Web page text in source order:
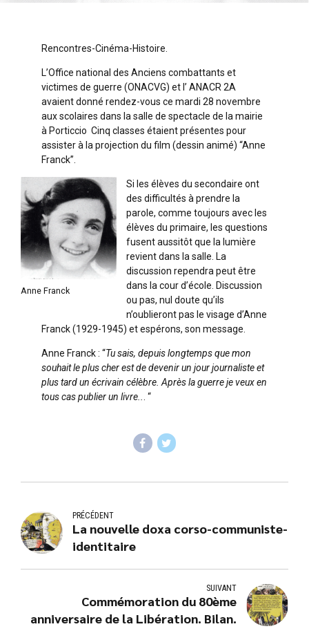
Rencontres-Cinéma-Histoire.
L’Office national des Anciens combattants et
victimes de guerre (ONACVG) et l’ ANACR 2A
avaient donné rendez-vous ce mardi 28 novembre
aux scolaires dans la salle de spectacle de la mairie
à Porticcio Cinq classes étaient présentes pour
assister à la projection du film (dessin animé) “Anne
Franck”.
Anne Franck
Si les élèves du secondaire ont
des difficultés à prendre la
parole, comme toujours avec les
élèves du primaire, les questions
fusent aussitôt que la lumière
revient dans la salle. La
discussion rependra peut être
dans la cour d’école. Discussion
ou pas, nul doute qu’ils
n’oublieront pas le visage d’Anne
Franck (1929-1945) et espérons, son message.
Anne Franck : “Tu sais, depuis longtemps que mon
souhait le plus cher est de devenir un jour journaliste et
plus tard un écrivain célèbre. Après la guerre je veux en
tous cas publier un livre..
. “
PRÉCÉDENT
La nouvelle doxa corso-communiste-
identitaire
SUIVANT
Commémoration du 80ème
anniversaire de la Libération. Bilan.